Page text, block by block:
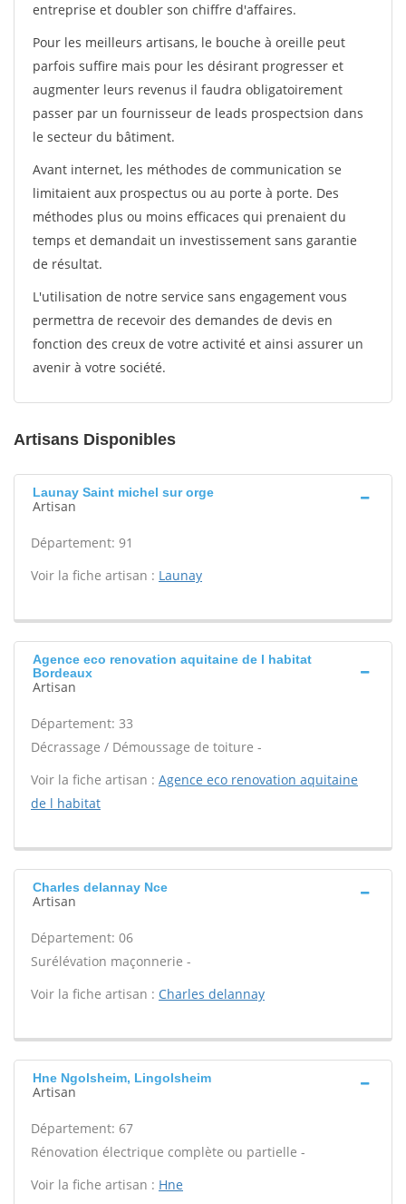
entreprise et doubler son chiffre d'affaires.
Pour les meilleurs artisans, le bouche à oreille peut
parfois suffire mais pour les désirant progresser et
augmenter leurs revenus il faudra obligatoirement
passer par un fournisseur de leads prospectsion dans
le secteur du bâtiment.
Avant internet, les méthodes de communication se
limitaient aux prospectus ou au porte à porte. Des
méthodes plus ou moins efficaces qui prenaient du
temps et demandait un investissement sans garantie
de résultat.
L'utilisation de notre service sans engagement vous
permettra de recevoir des demandes de devis en
fonction des creux de votre activité et ainsi assurer un
avenir à votre société.
Artisans Disponibles
Launay Saint michel sur orge
Artisan
Département: 91
Voir la fiche artisan : Launay
Agence eco renovation aquitaine de l habitat
Bordeaux
Artisan
Département: 33
Décrassage / Démoussage de toiture -
Voir la fiche artisan : Agence eco renovation aquitaine
de l habitat
Charles delannay Nce
Artisan
Département: 06
Surélévation maçonnerie -
Voir la fiche artisan : Charles delannay
Hne Ngolsheim, Lingolsheim
Artisan
Département: 67
Rénovation électrique complète ou partielle -
Voir la fiche artisan : Hne